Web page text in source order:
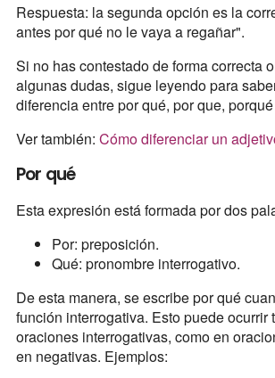
Respuesta: la segunda opción es la
antes por qué no le vaya a regañar".
Si no has contestado de forma correcta
algunas dudas, sigue leyendo para
diferencia entre por qué, por que,
Ver también: Cómo diferenciar un
Por qué
Esta expresión está formada por dos
Por: preposición.
Qué: pronombre interrogativo.
De esta manera, se escribe por qué
función interrogativa. Esto puede ocurrir
oraciones interrogativas, como en
en negativas. Ejemplos: